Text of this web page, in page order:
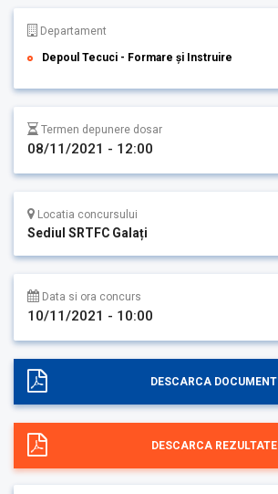
Departament
Depoul Tecuci - Formare și Instruire
Termen depunere dosar
08/11/2021 - 12:00
Locatia concursului
Sediul SRTFC Galați
Data si ora concurs
10/11/2021 - 10:00
DESCARCA DOCUMENT
DESCARCA REZULTATE